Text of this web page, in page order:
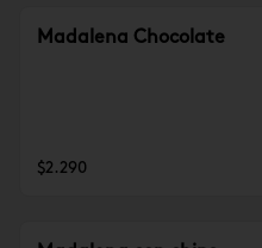
Madalena Chocolate
$2.290